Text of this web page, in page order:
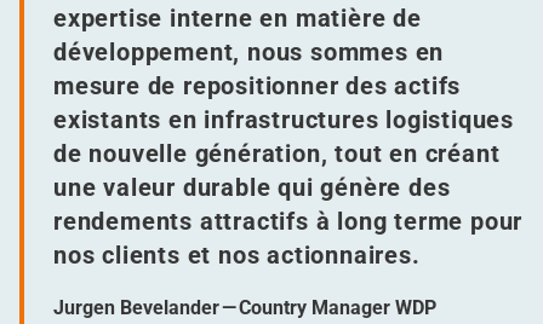
expertise interne en matière de
développement, nous sommes en
mesure de repositionner des actifs
existants en infrastructures logistiques
de nouvelle génération, tout en créant
une valeur durable qui génère des
rendements attractifs à long terme pour
nos clients et nos actionnaires.
Jurgen Bevelander — Country Manager WDP